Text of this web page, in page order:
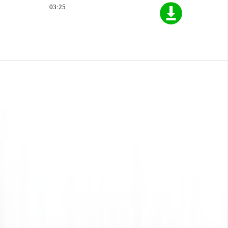
03:25